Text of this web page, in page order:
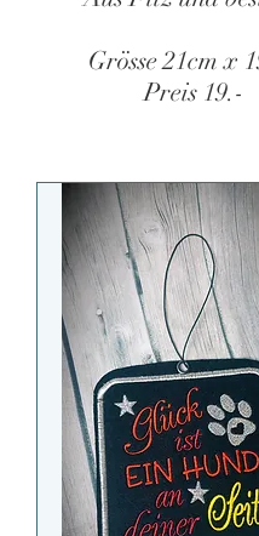
Grösse 21cm x
Preis 19.-